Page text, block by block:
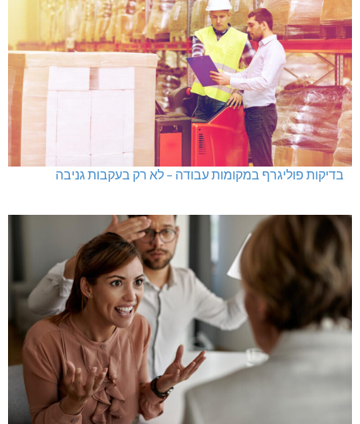
בדיקות פוליגרף במקומות עבודה – לא רק בעקבות גניבה